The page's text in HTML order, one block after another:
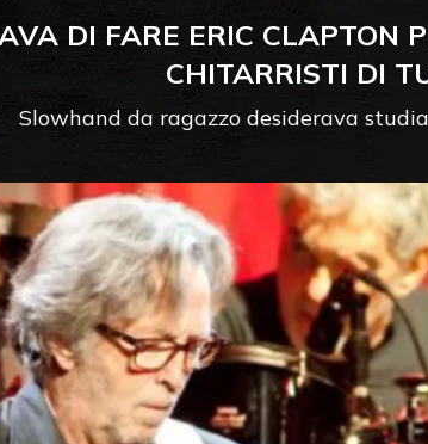
DI FARE ERIC
CHITARRISTI DI
Slowhand da ragazzo desiderava